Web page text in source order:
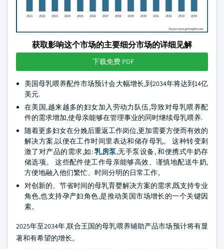
获取影响这个市场的主要细分市场的详细见解
下载免费 PDF
美国母乳喂养配件市场预计会大幅增长,到2034年将达到14亿
美元.
在美国,越来越多的妇女加入劳动力队伍,导致对母乳喂养配
件的需求增加,使母亲能够在管理事业的同时继续母乳喂养.
随着更多妇女在分娩后重返工作岗位,更加需要方便而有效的
解决方案,以便在工作时间里表达和储存母乳。 这种转变刺
激了对产品的需求,如:乳房泵,无手泵设备, 和便携式牛奶存
储选项。 这些配件使工作母亲能够高效、谨慎地配送牛奶,
方便地融入他们繁忙、时间分明的日常工作。
对创新的、节省时间的母乳育婴解决方案的需求,既支持专业
角色,也支持孕产妇角色,是推动美国市场增长的一个关键因
素。
2025年至2034年,联合王国的母乳喂养辅助产品市场预计将有显
著和有希望的增长。